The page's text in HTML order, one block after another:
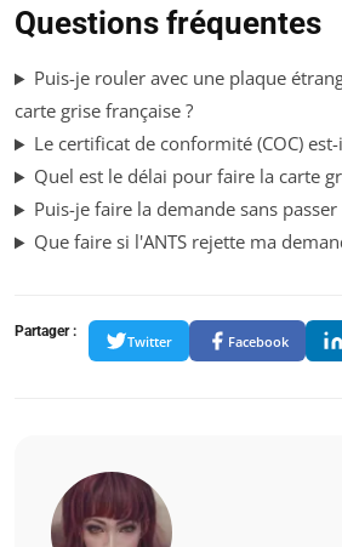
Questions fréquentes
Puis-je rouler avec une plaque
carte grise française ?
Le certificat de conformité (COC)
Quel est le délai pour faire la carte
Puis-je faire la demande sans passer
Que faire si l'ANTS rejette ma
Partager :
Twitter Facebook